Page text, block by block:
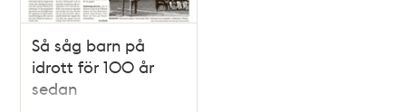
Så såg barn på
idrott för 100 år
sedan